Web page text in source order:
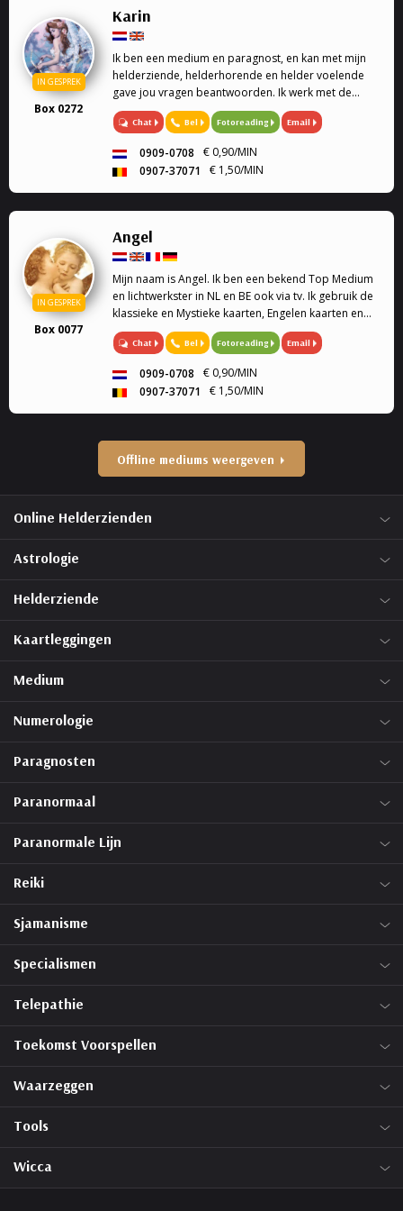
IN GESPREK
Box 0272
Karin
Ik ben een medium en paragnost, en kan met mijn
helderziende, helderhorende en helder voelende
gave jou vragen beantwoorden. Ik werk met de
engelen kaarten en geef engelen readings en
healing. Mijn specialiteit is tweeling zielen, en liefde.
Chat Bel Fotoreading Email
0909-0708
€ 0,90/MIN
0907-37071
€ 1,50/MIN
IN GESPREK
Box 0077
Angel
Mijn naam is Angel. Ik ben een bekend Top Medium
en lichtwerkster in NL en BE ook via tv. Ik gebruik de
klassieke en Mystieke kaarten, Engelen kaarten en
pendel waardoor ik jullie antwoorden kan geven op
al jullie vragen. Bied ook hulp als ervaren
gesprekstherapeute om de juiste inzichten te geven.
Chat Bel Fotoreading Email
0909-0708
€ 0,90/MIN
0907-37071
€ 1,50/MIN
Offline mediums weergeven
Online Helderzienden
Astrologie
Helderziende
Kaartleggingen
Medium
Numerologie
Paragnosten
Paranormaal
Paranormale Lijn
Reiki
Sjamanisme
Specialismen
Telepathie
Toekomst Voorspellen
Waarzeggen
Tools
Wicca